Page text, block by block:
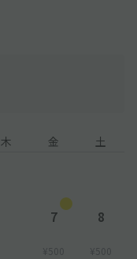
木 金 土
7
¥500
8
¥500